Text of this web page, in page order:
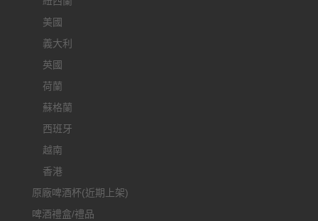
美國
義大利
英國
荷蘭
蘇格蘭
西班牙
越南
香港
原廠啤酒杯(近期上架)
啤酒禮盒/禮品